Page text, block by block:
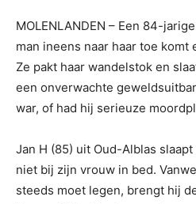
MOLENLANDEN – Een 84-
man ineens naar haar toe komt
Ze pakt haar wandelstok en
een onverwachte
war, of had hij serieuze
Jan H (85) uit Oud-Alblas
niet bij zijn vrouw in bed.
steeds moet legen, brengt hij